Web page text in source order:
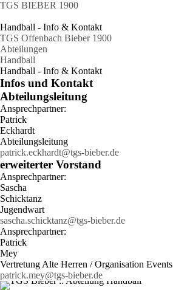
TGS BIEBER 1900
Handball - Info & Kontakt
TGS Offenbach Bieber 1900
Abteilungen
Handball
Handball - Info & Kontakt
Infos und Kontakt
Abteilungsleitung
Ansprechpartner:
Patrick
Eckhardt
Abteilungsleitung
patrick.eckhardt@tgs-bieber.de
erweiterter Vorstand
Ansprechpartner:
Sascha
Schicktanz
Jugendwart
sascha.schicktanz@tgs-bieber.de
Ansprechpartner:
Patrick
Mey
Vertretung Alte Herren / Organisation Events
patrick.mey@tgs-bieber.de